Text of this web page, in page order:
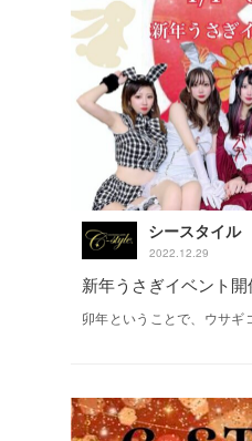
シースタイル
2022.12.29
新年うさぎイベント開
卯年ということで、ウサギ